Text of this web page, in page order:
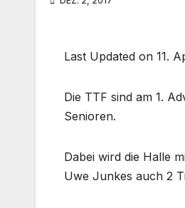
Last Updated on 11.
Die TTF sind am 1.
Senioren.
Dabei wird die Halle
Uwe Junkes auch 2